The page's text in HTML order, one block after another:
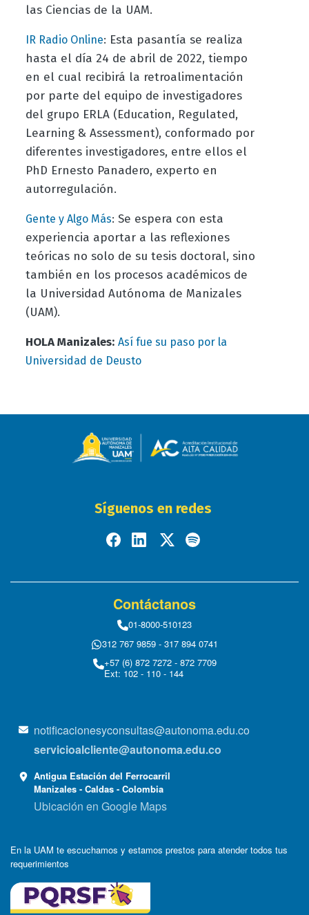
las Ciencias de la UAM.
IR Radio Online: Esta pasantía se realiza
hasta el día 24 de abril de 2022, tiempo
en el cual recibirá la retroalimentación
por parte del equipo de investigadores
del grupo ERLA (Education, Regulated,
Learning & Assessment), conformado por
diferentes investigadores, entre ellos el
PhD Ernesto Panadero, experto en
autorregulación.
Gente y Algo Más: Se espera con esta
experiencia aportar a las reflexiones
teóricas no solo de su tesis doctoral, sino
también en los procesos académicos de
la Universidad Autónoma de Manizales
(UAM).
HOLA Manizales: Así fue su paso por la
Universidad de Deusto
Síguenos en redes
Contáctanos
01-8000-510123
312 767 9859 - 317 894 0741
+57 (6) 872 7272 - 872 7709
Ext: 102 - 110 - 144
notificacionesyconsultas@autonoma.edu.co
servicioalcliente@autonoma.edu.co
Antigua Estación del Ferrocarril
Manizales - Caldas - Colombia
Ubicación en Google Maps
En la UAM te escuchamos y estamos prestos para atender todos tus
requerimientos